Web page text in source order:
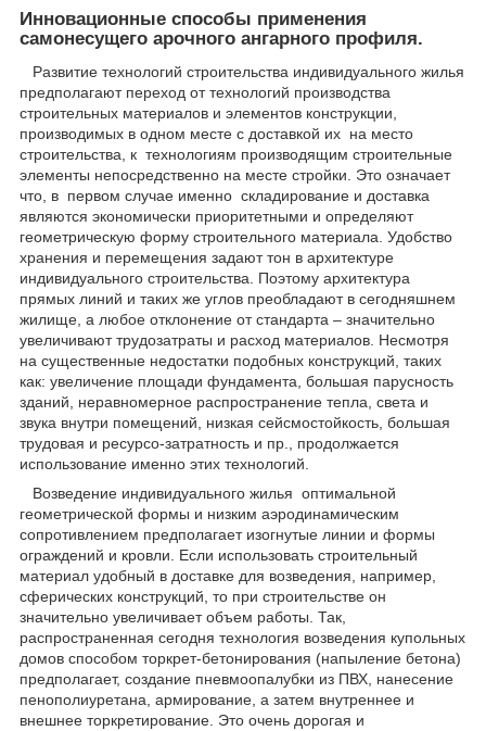
Инновационные способы применения
самонесущего арочного ангарного профиля.
Развитие технологий строительства индивидуального жилья
предполагают переход от технологий производства
строительных материалов и элементов конструкции,
производимых в одном месте с доставкой их на место
строительства, к технологиям производящим строительные
элементы непосредственно на месте стройки. Это означает
что, в первом случае именно складирование и доставка
являются экономически приоритетными и определяют
геометрическую форму строительного материала. Удобство
хранения и перемещения задают тон в архитектуре
индивидуального строительства. Поэтому архитектура
прямых линий и таких же углов преобладают в сегодняшнем
жилище, а любое отклонение от стандарта – значительно
увеличивают трудозатраты и расход материалов. Несмотря
на существенные недостатки подобных конструкций, таких
как: увеличение площади фундамента, большая парусность
зданий, неравномерное распространение тепла, света и
звука внутри помещений, низкая сейсмостойкость, большая
трудовая и ресурсо-затратность и пр., продолжается
использование именно этих технологий.
Возведение индивидуального жилья оптимальной
геометрической формы и низким аэродинамическим
сопротивлением предполагает изогнутые линии и формы
ограждений и кровли. Если использовать строительный
материал удобный в доставке для возведения, например,
сферических конструкций, то при строительстве он
значительно увеличивает объем работы. Так,
распространенная сегодня технология возведения купольных
домов способом торкрет-бетонирования (напыление бетона)
предполагает, создание пневмоопалубки из ПВХ, нанесение
пенополиуретана, армирование, а затем внутреннее и
внешнее торкретирование. Это очень дорогая и